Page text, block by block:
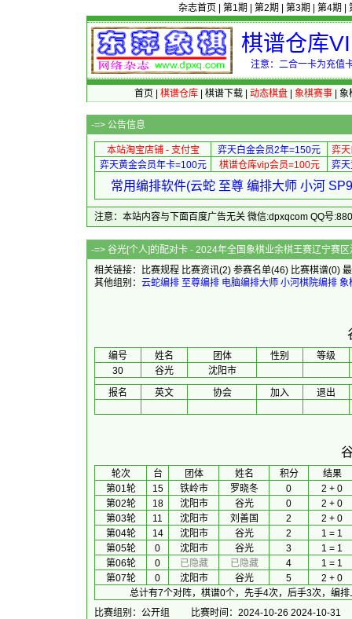
杂志首页 第1期 第2期 第3期 第4期
棋谱仓库
注意：二合一卡为充值
首页 棋谱仓库| 棋谱下载| 动态棋盘| 象棋赛事| 象
-=> 公告信息
本站淘宝店铺 - 支付宝 弈天白金会员2年=150元
弈
弈天黄金会员年卡=100元
棋谱仓库vip会员=100元 弈
常用编排软件(云蛇 至尊 编排大师 小河
注意：本站内容与下面百度广告无关 微信:dpxqcom QQ号
-=> 谷光[个人]的配对卡 - 2024年全国象棋业余棋
相关链接：
比赛规程 比赛资讯(2) 参赛名单(46) 比赛棋谱(0)
其他组别： 云蛇编排 至尊编排 电脑编排大师 小河棋院编排 象
编号 姓名 团体 性别
等级
30
谷光
沈阳市
报名
英文 协会 加入 退出
轮次 台 团体 姓名 积分
结果
第01轮
15 铁岭市 罗晓冬 0
2 + 0
第02轮
18 沈阳市 谷光 0
2 + 0
第03轮
11 沈阳市 刘善国 2
2 + 0
第04轮
14 沈阳市 谷光 2
1 = 1
第05轮
0 沈阳市 谷光 3
1 = 1
第06轮
0 已隐藏 已隐藏 4
1 = 1
第07轮
0 沈阳市 谷光 5
2 + 0
总计有7个对阵，棋谱0个，先手4次，后手3次，编
比赛组别：公开组
比赛时间：2024-10-26 2024-10-31